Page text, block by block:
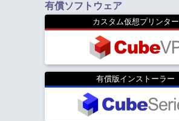
有償ソフトウェア
カスタム仮想プリンター
有償版インストーラー